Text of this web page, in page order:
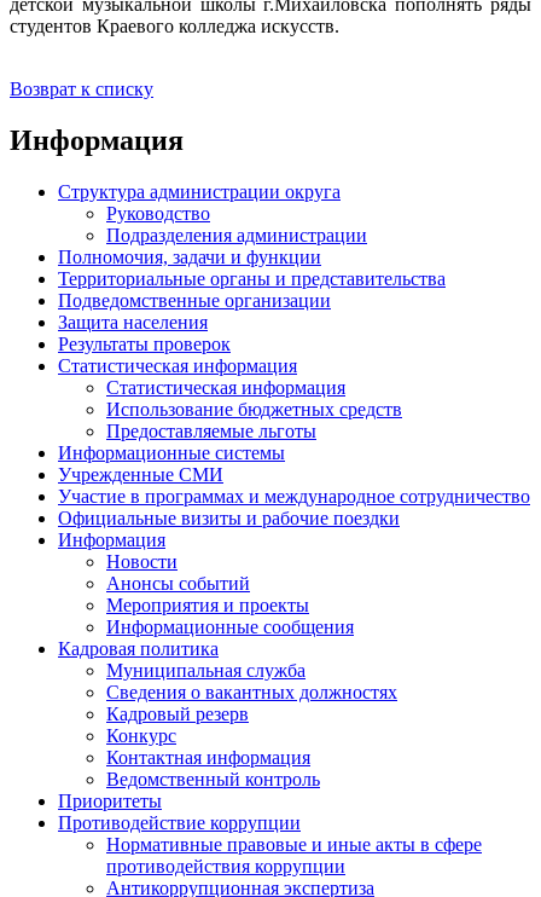
детской музыкальной школы г.Михайловска пополнять ряды
студентов Краевого колледжа искусств.
Возврат к списку
Информация
Структура администрации округа
Руководство
Подразделения администрации
Полномочия, задачи и функции
Территориальные органы и представительства
Подведомственные организации
Защита населения
Результаты проверок
Статистическая информация
Статистическая информация
Использование бюджетных средств
Предоставляемые льготы
Информационные системы
Учрежденные СМИ
Участие в программах и международное сотрудничество
Официальные визиты и рабочие поездки
Информация
Новости
Анонсы событий
Мероприятия и проекты
Информационные сообщения
Кадровая политика
Муниципальная служба
Сведения о вакантных должностях
Кадровый резерв
Конкурс
Контактная информация
Ведомственный контроль
Приоритеты
Противодействие коррупции
Нормативные правовые и иные акты в сфере
противодействия коррупции
Антикоррупционная экспертиза